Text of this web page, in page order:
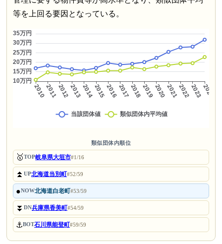
等を上回る要因となっている。
類似団体内順位
🥇TOP岐阜県大垣市#1/16
⏫UP北海道当別町#52/59
●NOW北海道白老町#53/59
⏬DN兵庫県香美町#54/59
⚓BOT石川県能登町#59/59